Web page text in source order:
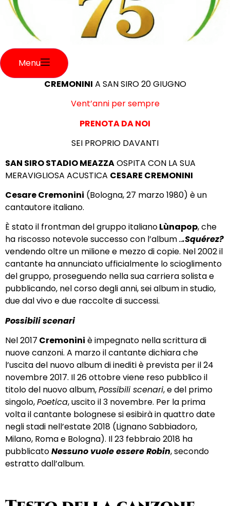
Menu
CREMONINI A SAN SIRO 20 GIUGNO
Vent’anni per sempre
PRENOTA DA NOI
SEI PROPRIO DAVANTI
SAN SIRO STADIO MEAZZAOSPITA CON LA SUA
MERAVIGLIOSA ACUSTICA CESARE CREMONINI
Cesare Cremonini (Bologna, 27 marzo 1980) è un
cantautore italiano.
È stato il frontman del gruppo italianoLùnapop, che
ha riscosso notevole successo con l’album...Squérez?
vendendo oltre un milione e mezzo di copie. Nel 2002 il
cantante ha annunciato ufficialmente lo scioglimento
del gruppo, proseguendo nella sua carriera solista e
pubblicando, nel corso degli anni, sei album in studio,
due dal vivo e due raccolte di successi.
Possibili scenari
Nel 2017 Cremonini è impegnato nella scrittura di
nuove canzoni. A marzo il cantante dichiara che
l’uscita del nuovo album di inediti è prevista per il 24
novembre 2017. Il 26 ottobre viene reso pubblico il
titolo del nuovo album,Possibili scenari, e del primo
singolo,Poetica, uscito il 3 novembre. Per la prima
volta il cantante bolognese si esibirà in quattro date
negli stadi nell’estate 2018 (Lignano Sabbiadoro,
Milano, Roma e Bologna). Il 23 febbraio 2018 ha
pubblicatoNessuno vuole essere Robin, secondo
estratto dall’album.